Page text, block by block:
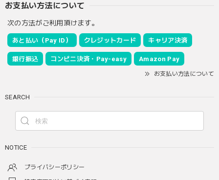
お支払い方法について
次の方法がご利用頂けます。
あと払い（Pay ID） クレジットカード キャリア決済
銀行振込 コンビニ決済・Pay-easy Amazon Pay
お支払い方法について
SEARCH
NOTICE
プライバシーポリシー